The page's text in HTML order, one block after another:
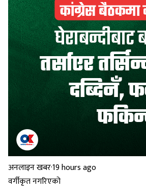
अनलाइन खबर·19 hours ago
वर्गीकृत नगरिएको